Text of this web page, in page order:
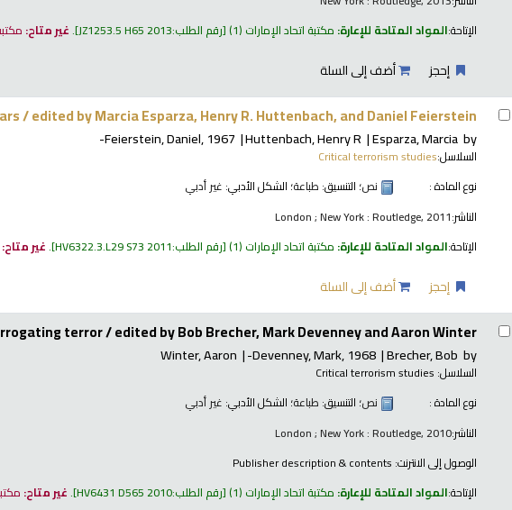
الإتاحة:المواد المتاحة للإعارة: مكتبة اتحاد الإمارات (1) رقم الطلب:JZ1253.5 H65 2013
.غير متاح:
إحجز أضف إلى السلة
/edited by Marcia Esparza, Henry R. Huttenbach, and Daniel Feierstein.
by
Esparza, Marcia
Huttenbach, Henry R
Feierstein, Daniel, 1967-
السلاسل:Critical terrorism studies
نوع المادة :
نص؛ التنسيق: طباعة؛ الشكل الأدبي: غير أدبي
الناشر:London ; New York : Routledge, 2011
الإتاحة:المواد المتاحة للإعارة: مكتبة اتحاد الإمارات (1) رقم الطلب:HV6322.3.L29 S73 2011
.غير متاح:
إحجز أضف إلى السلة
terror /edited by Bob Brecher, Mark Devenney and Aaron Winter.
by
Brecher, Bob
Devenney, Mark, 1968-
Winter, Aaron
السلاسل:
نوع المادة :
نص؛ التنسيق: طباعة؛ الشكل الأدبي: غير أدبي
الناشر:London ; New York : Routledge, 2010
الوصول إلى الانترنت: Publisher description & contents
الإتاحة:المواد المتاحة للإعارة: مكتبة اتحاد الإمارات (1) رقم الطلب:HV6431 D565 2010
.غير متاح: